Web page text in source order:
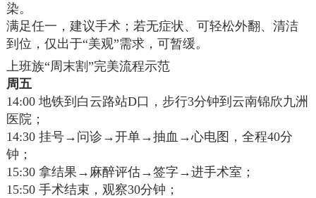
染。
满足任一，建议手术；若无症状、可轻松外翻、清洁
到位，仅出于“美观”需求，可暂缓。
上班族“周末割”完美流程示范
周五
14:00 地铁到白云路站D口，步行3分钟到云南锦欣九洲
医院；
14:30 挂号→问诊→开单→抽血→心电图，全程40分
钟；
15:30 拿结果→麻醉评估→签字→进手术室；
15:50 手术结束，观察30分钟；